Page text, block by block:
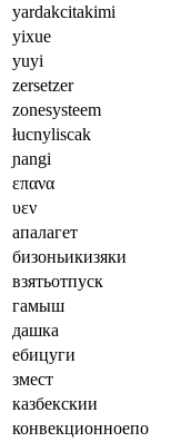
yardakcitakimi
yixue
yuyi
zersetzer
zonesysteem
łucnyliscak
ɲangi
επανα
υεν
апалагет
бизоньикизяки
взятьотпуск
гамыш
дашка
ебицуги
змест
казбекскии
конвекционноепо